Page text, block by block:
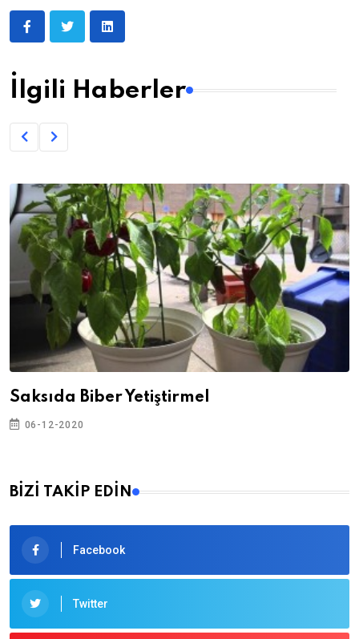
İlgili Haberler
Saksıda Biber Yetiştirmel
06-12-2020
BİZİ TAKİP EDİN
Facebook
Twitter